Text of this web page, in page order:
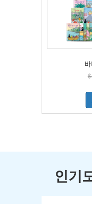
$
인기